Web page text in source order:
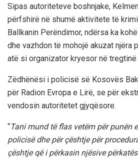
Sipas autoriteteve boshnjake,
përfshirë në shumë aktivitete të
Ballkanin Perëndimor, ndërsa ka
dhe vazhdon të mohojë akuzat njëra
atë si organizator kryesor në tregtinë
Zëdhënësi i policisë së Kosovës
për Radion Evropa e Lirë, se për
vendosin autoritetet gjyqësore.
“Tani mund të flas vetëm për punën
policisë dhe për çështje për
çështje që i përkasin njësive